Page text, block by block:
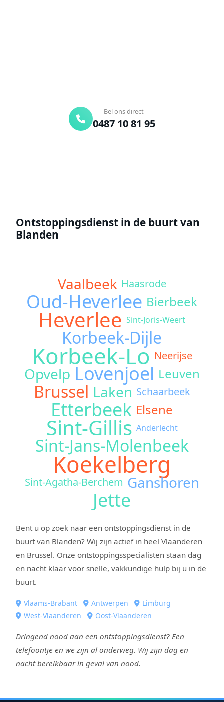
Bel ons direct
0487 10 81 95
Ontstoppingsdienst in de buurt van
Blanden
Vaalbeek Haasrode
Oud-Heverlee Bierbeek
Heverlee Sint-Joris-Weert
Korbeek-Dijle
Korbeek-Lo Neerijse
Opvelp Lovenjoel Leuven
Brussel Laken Schaarbeek
Etterbeek Elsene
Sint-Gillis Anderlecht
Sint-Jans-Molenbeek
Koekelberg
Sint-Agatha-Berchem Ganshoren
Jette
Bent u op zoek naar een ontstoppingsdienst in de
buurt van Blanden? Wij zijn actief in heel Vlaanderen
en Brussel. Onze ontstoppingsspecialisten staan dag
en nacht klaar voor snelle, vakkundige hulp bij u in de
buurt.
Vlaams-Brabant Antwerpen
Limburg
West-Vlaanderen
Oost-Vlaanderen
Dringend nood aan een ontstoppingsdienst? Een
telefoontje en we zijn al onderweg. Wij zijn dag en
nacht bereikbaar in geval van nood.